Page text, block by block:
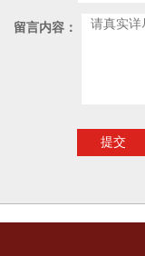
留言内容：